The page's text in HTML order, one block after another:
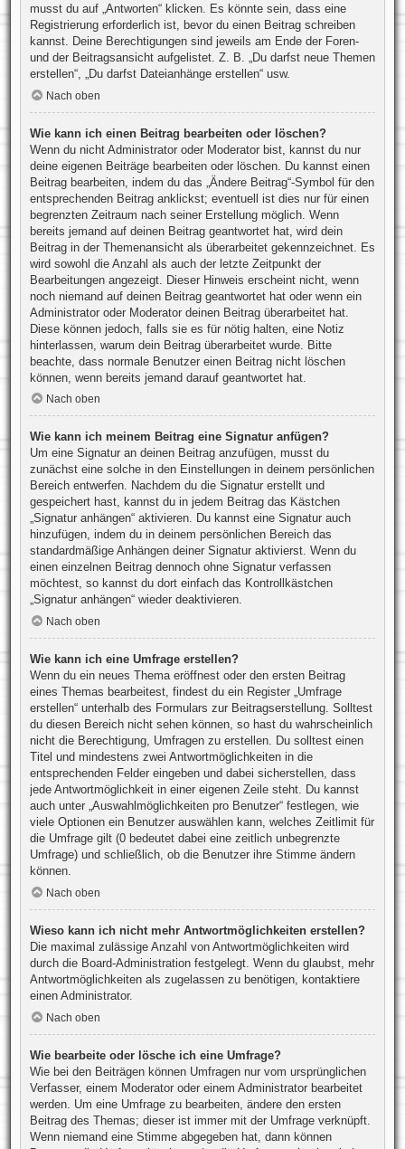
musst du auf „Antworten“ klicken. Es könnte sein, dass eine
Registrierung erforderlich ist, bevor du einen Beitrag schreiben
kannst. Deine Berechtigungen sind jeweils am Ende der Foren-
und der Beitragsansicht aufgelistet. Z. B. „Du darfst neue Themen
erstellen“, „Du darfst Dateianhänge erstellen“ usw.
Nach oben
Wie kann ich einen Beitrag bearbeiten oder löschen?
Wenn du nicht Administrator oder Moderator bist, kannst du nur
deine eigenen Beiträge bearbeiten oder löschen. Du kannst einen
Beitrag bearbeiten, indem du das „Ändere Beitrag“-Symbol für den
entsprechenden Beitrag anklickst; eventuell ist dies nur für einen
begrenzten Zeitraum nach seiner Erstellung möglich. Wenn
bereits jemand auf deinen Beitrag geantwortet hat, wird dein
Beitrag in der Themenansicht als überarbeitet gekennzeichnet. Es
wird sowohl die Anzahl als auch der letzte Zeitpunkt der
Bearbeitungen angezeigt. Dieser Hinweis erscheint nicht, wenn
noch niemand auf deinen Beitrag geantwortet hat oder wenn ein
Administrator oder Moderator deinen Beitrag überarbeitet hat.
Diese können jedoch, falls sie es für nötig halten, eine Notiz
hinterlassen, warum dein Beitrag überarbeitet wurde. Bitte
beachte, dass normale Benutzer einen Beitrag nicht löschen
können, wenn bereits jemand darauf geantwortet hat.
Nach oben
Wie kann ich meinem Beitrag eine Signatur anfügen?
Um eine Signatur an deinen Beitrag anzufügen, musst du
zunächst eine solche in den Einstellungen in deinem persönlichen
Bereich entwerfen. Nachdem du die Signatur erstellt und
gespeichert hast, kannst du in jedem Beitrag das Kästchen
„Signatur anhängen“ aktivieren. Du kannst eine Signatur auch
hinzufügen, indem du in deinem persönlichen Bereich das
standardmäßige Anhängen deiner Signatur aktivierst. Wenn du
einen einzelnen Beitrag dennoch ohne Signatur verfassen
möchtest, so kannst du dort einfach das Kontrollkästchen
„Signatur anhängen“ wieder deaktivieren.
Nach oben
Wie kann ich eine Umfrage erstellen?
Wenn du ein neues Thema eröffnest oder den ersten Beitrag
eines Themas bearbeitest, findest du ein Register „Umfrage
erstellen“ unterhalb des Formulars zur Beitragserstellung. Solltest
du diesen Bereich nicht sehen können, so hast du wahrscheinlich
nicht die Berechtigung, Umfragen zu erstellen. Du solltest einen
Titel und mindestens zwei Antwortmöglichkeiten in die
entsprechenden Felder eingeben und dabei sicherstellen, dass
jede Antwortmöglichkeit in einer eigenen Zeile steht. Du kannst
auch unter „Auswahlmöglichkeiten pro Benutzer“ festlegen, wie
viele Optionen ein Benutzer auswählen kann, welches Zeitlimit für
die Umfrage gilt (0 bedeutet dabei eine zeitlich unbegrenzte
Umfrage) und schließlich, ob die Benutzer ihre Stimme ändern
können.
Nach oben
Wieso kann ich nicht mehr Antwortmöglichkeiten erstellen?
Die maximal zulässige Anzahl von Antwortmöglichkeiten wird
durch die Board-Administration festgelegt. Wenn du glaubst, mehr
Antwortmöglichkeiten als zugelassen zu benötigen, kontaktiere
einen Administrator.
Nach oben
Wie bearbeite oder lösche ich eine Umfrage?
Wie bei den Beiträgen können Umfragen nur vom ursprünglichen
Verfasser, einem Moderator oder einem Administrator bearbeitet
werden. Um eine Umfrage zu bearbeiten, ändere den ersten
Beitrag des Themas; dieser ist immer mit der Umfrage verknüpft.
Wenn niemand eine Stimme abgegeben hat, dann können